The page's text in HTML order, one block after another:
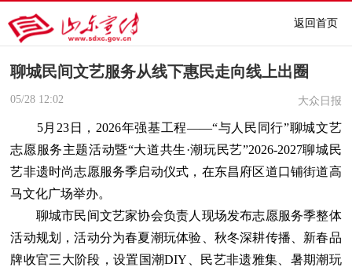
返回首页
聊城民间文艺服务从线下惠民走向线上出圈
05/28 12:02 大众日报
5月23日，2026年强基工程——“与人民同行”聊城文艺
志愿服务主题活动暨“大道共生·潮玩民艺”2026-2027聊城民
艺非遗时尚志愿服务季启动仪式，在东昌府区道口铺街道高
马文化广场举办。
聊城市民间文艺家协会负责人现场发布志愿服务季整体
活动规划，活动分为春夏潮玩体验、秋冬深耕传播、新春品
牌收官三大阶段，设置国潮DIY、民艺非遗雅集、暑期潮玩